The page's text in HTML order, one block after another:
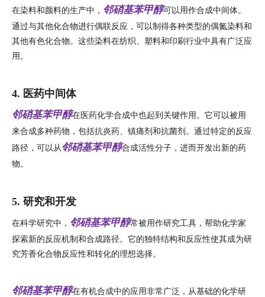
在染料和颜料的生产中， 邻硝基苯甲醇可以用作合成中间体。
通过与其他化合物进行偶联反应，可以制得各种类型的偶氮染料和
其他有色化合物。这些染料在纺织、塑料和印刷行业中具有广泛应
用。
4. 医药中间体
邻硝基苯甲醇在医药化学合成中也起到关键作用。它可以被用
来合成多种药物，包括抗炎药、镇痛剂和抗菌剂。通过特定的反应
路径，可以从邻硝基苯甲醇合成活性分子，进而开发出新的药
物。
5. 研究和开发
在科学研究中， 邻硝基苯甲醇常被用作研究工具，帮助化学家
探索新的反应机制和合成路径。它的独特结构和反应性使其成为研
究芳香化合物反应性和转化的理想选择。
邻硝基苯甲醇在有机合成中的应用非常广泛，从基础的化学研